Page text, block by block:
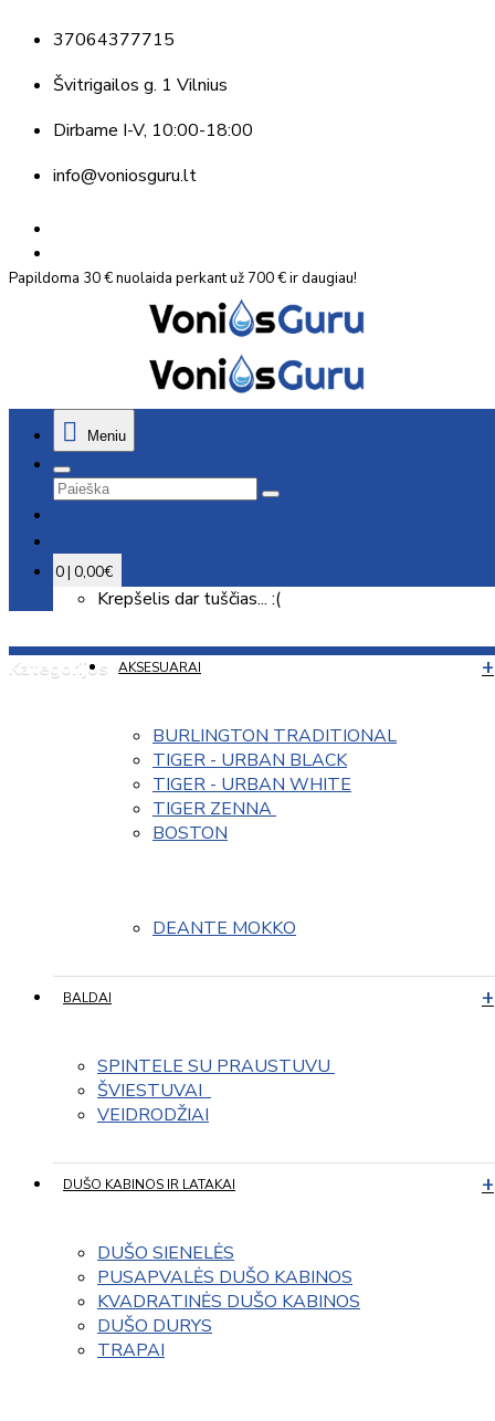
37064377715
Švitrigailos g. 1 Vilnius
Dirbame I-V, 10:00-18:00
info@voniosguru.lt
Papildoma 30 € nuolaida perkant už 700 € ir daugiau!
Meniu
0 | 0,00€
Krepšelis dar tuščias... :(
Kategorijos AKSESUARAI
BURLINGTON TRADITIONAL
TIGER - URBAN BLACK
TIGER - URBAN WHITE
TIGER ZENNA
BOSTON
DEANTE MOKKO
BALDAI
SPINTELE SU PRAUSTUVU
ŠVIESTUVAI
VEIDRODŽIAI
DUŠO KABINOS IR LATAKAI
DUŠO SIENELĖS
PUSAPVALĖS DUŠO KABINOS
KVADRATINĖS DUŠO KABINOS
DUŠO DURYS
TRAPAI